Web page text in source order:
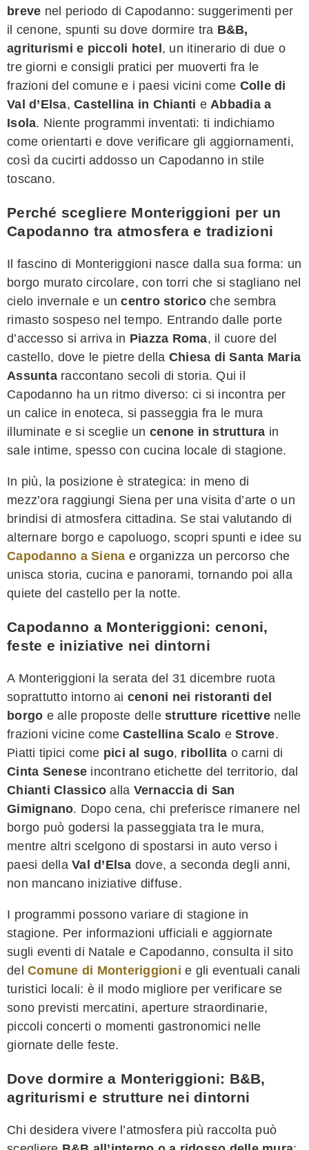
breve nel periodo di Capodanno: suggerimenti per
il cenone, spunti su dove dormire tra B&B,
agriturismi e piccoli hotel, un itinerario di due o
tre giorni e consigli pratici per muoverti fra le
frazioni del comune e i paesi vicini come Colle di
Val d’Elsa, Castellina in Chianti e Abbadia a
Isola. Niente programmi inventati: ti indichiamo
come orientarti e dove verificare gli aggiornamenti,
così da cucirti addosso un Capodanno in stile
toscano.
Perché scegliere Monteriggioni per un
Capodanno tra atmosfera e tradizioni
Il fascino di Monteriggioni nasce dalla sua forma: un
borgo murato circolare, con torri che si stagliano nel
cielo invernale e uncentro storicoche sembra
rimasto sospeso nel tempo. Entrando dalle porte
d’accesso si arriva in Piazza Roma, il cuore del
castello, dove le pietre della Chiesa di Santa Maria
Assuntaraccontano secoli di storia. Qui il
Capodanno ha un ritmo diverso: ci si incontra per
un calice in enoteca, si passeggia fra le mura
illuminate e si sceglie un cenone in struttura in
sale intime, spesso con cucina locale di stagione.
In più, la posizione è strategica: in meno di
mezz’ora raggiungi Siena per una visita d’arte o un
brindisi di atmosfera cittadina. Se stai valutando di
alternare borgo e capoluogo, scopri spunti e idee su
Capodanno a Siena e organizza un percorso che
unisca storia, cucina e panorami, tornando poi alla
quiete del castello per la notte.
Capodanno a Monteriggioni: cenoni,
feste e iniziative nei dintorni
A Monteriggioni la serata del 31 dicembre ruota
soprattutto intorno ai cenoni nei ristoranti del
borgo e alle proposte delle strutture ricettivenelle
frazioni vicine comeCastellina Scalo e Strove.
Piatti tipici come pici al sugo, ribollita o carni di
Cinta Senese incontrano etichette del territorio, dal
Chianti Classico alla Vernaccia di San
Gimignano. Dopo cena, chi preferisce rimanere nel
borgo può godersi la passeggiata tra le mura,
mentre altri scelgono di spostarsi in auto verso i
paesi della Val d’Elsa dove, a seconda degli anni,
non mancano iniziative diffuse.
I programmi possono variare di stagione in
stagione. Per informazioni ufficiali e aggiornate
sugli eventi di Natale e Capodanno, consulta il sito
del Comune di Monteriggioni e gli eventuali canali
turistici locali: è il modo migliore per verificare se
sono previsti mercatini, aperture straordinarie,
piccoli concerti o momenti gastronomici nelle
giornate delle feste.
Dove dormire a Monteriggioni: B&B,
agriturismi e strutture nei dintorni
Chi desidera vivere l’atmosfera più raccolta può